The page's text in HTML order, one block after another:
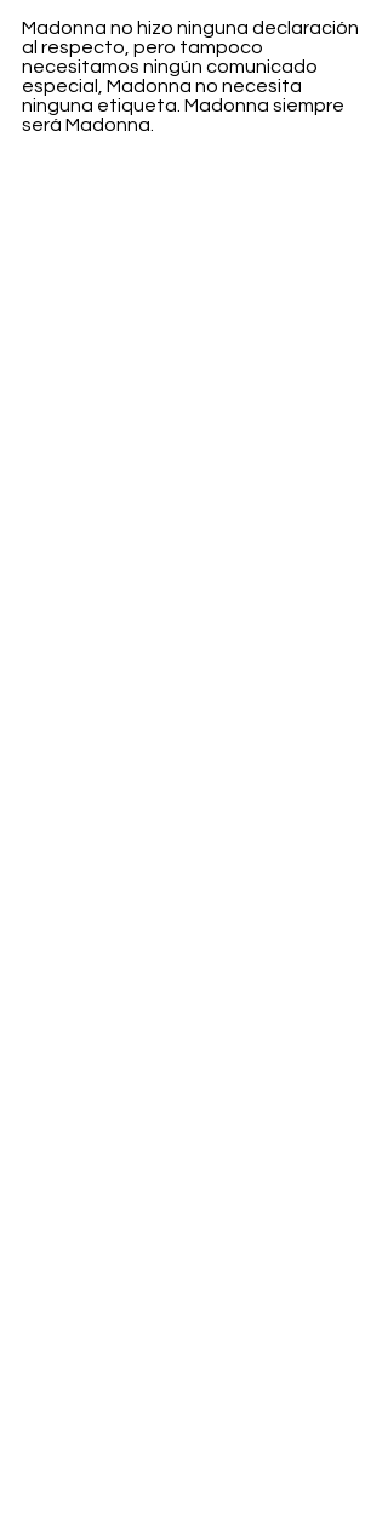
Madonna no hizo ninguna declaración
al respecto, pero tampoco
necesitamos ningún comunicado
especial, Madonna no necesita
ninguna etiqueta. Madonna siempre
será Madonna.